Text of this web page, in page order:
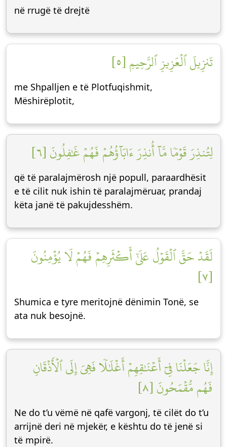
në rrugë të drejtë
تَنزِيلَ ٱلۡعَزِيزِ ٱلرَّحِيمِ [٥]
me Shpalljen e të Plotfuqishmit,
Mëshirëplotit,
لِتُنذِرَ قَوۡمٗا مَّآ أُنذِرَ ءَابَآؤُهُمۡ فَهُمۡ غَٰفِلُونَ [٦]
që të paralajmërosh një popull, paraardhësit
e të cilit nuk ishin të paralajmëruar, prandaj
këta janë të pakujdesshëm.
لَقَدۡ حَقَّ ٱلۡقَوۡلُ عَلَىٰٓ أَكۡثَرِهِمۡ فَهُمۡ لَا يُؤۡمِنُونَ
[٧]
Shumica e tyre meritojnë dënimin Tonë, se
ata nuk besojnë.
إِنَّا جَعَلۡنَا فِيٓ أَعۡنَٰقِهِمۡ أَغۡلَٰلٗا فَهِيَ إِلَى ٱلۡأَذۡقَانِ
فَهُم مُّقۡمَحُونَ [٨]
Ne do t’u vëmë në qafë vargonj, të cilët do t’u
arrijnë deri në mjekër, e kështu do të jenë si
të mpirë.